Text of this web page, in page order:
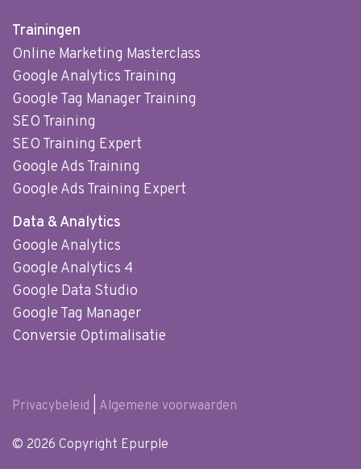
Trainingen
Online Marketing Masterclass
Google Analytics Training
Google Tag Manager Training
SEO Training
SEO Training Expert
Google Ads Training
Google Ads Training Expert
Data & Analytics
Google Analytics
Google Analytics 4
Google Data Studio
Google Tag Manager
Conversie Optimalisatie
Privacybeleid Algemene voorwaarden
© 2026 Copyright Epurple